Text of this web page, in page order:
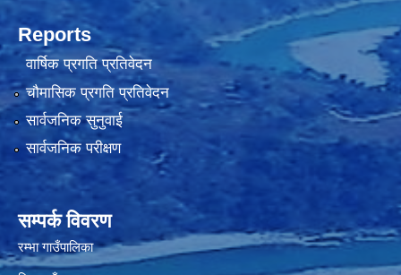
Reports
वार्षिक प्रगति प्रतिवेदन
चौमासिक प्रगति प्रतिवेदन
सार्वजनिक सुनुवाई
सार्वजनिक परीक्षण
सम्पर्क विवरण
रम्भा गाउँपालिका